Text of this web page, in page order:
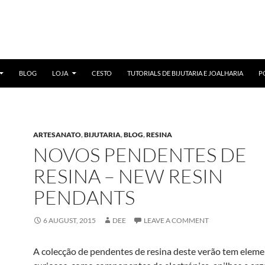
BLOG LOJA CESTO TUTORIALS DE BIJUTARIA E JOALHARIA
ARTESANATO,BIJUTARIA,BLOG,RESINA
NOVOS PENDENTES DE
RESINA – NEW RESIN
PENDANTS
6 AUGUST, 2015 DEE LEAVE A COMMENT
A colecção de pendentes de resina deste verão tem